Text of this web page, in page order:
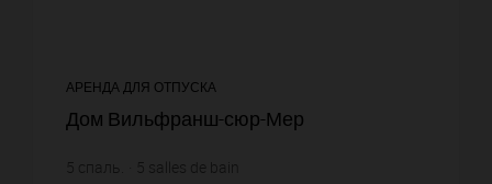
АРЕНДА ДЛЯ ОТПУСКА
Дом Вильфранш-сюр-Мер
5 спаль. 5 salles de bain